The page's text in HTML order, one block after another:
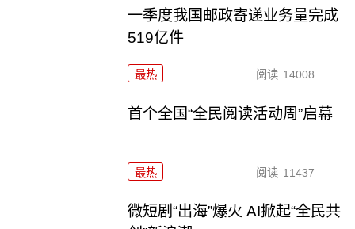
一季度我国邮政寄递业务量完成
519亿件
最热 阅读 14008
首个全国“全民阅读活动周”启幕
最热 阅读 11437
微短剧“出海”爆火 AI掀起“全民共